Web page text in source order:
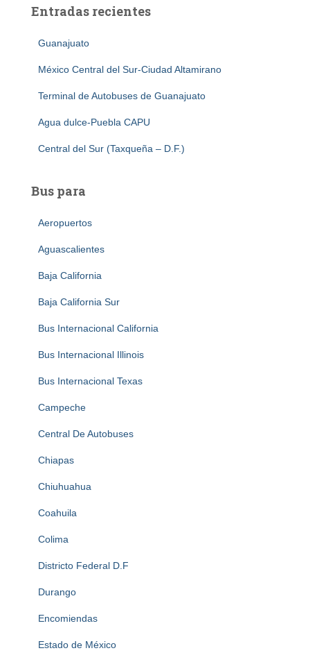
Entradas recientes
Guanajuato
México Central del Sur-Ciudad Altamirano
Terminal de Autobuses de Guanajuato
Agua dulce-Puebla CAPU
Central del Sur (Taxqueña – D.F.)
Bus para
Aeropuertos
Aguascalientes
Baja California
Baja California Sur
Bus Internacional California
Bus Internacional Illinois
Bus Internacional Texas
Campeche
Central De Autobuses
Chiapas
Chiuhuahua
Coahuila
Colima
Districto Federal D.F
Durango
Encomiendas
Estado de México